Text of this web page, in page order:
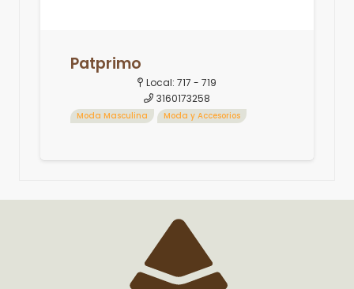
Patprimo
Local:717 - 719
3160173258
Moda Masculina Moda y Accesorios